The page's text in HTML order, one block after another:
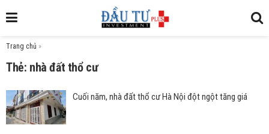
Trang chủ »
Thẻ: nhà đất thổ cư
Cuối năm, nhà đất thổ cư Hà Nội đột ngột tăng giá